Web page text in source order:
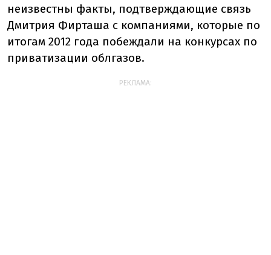
неизвестны факты, подтверждающие связь
Дмитрия Фирташа с компаниями, которые по
итогам 2012 года побеждали на конкурсах по
приватизации облгазов.
РЕКЛАМА: